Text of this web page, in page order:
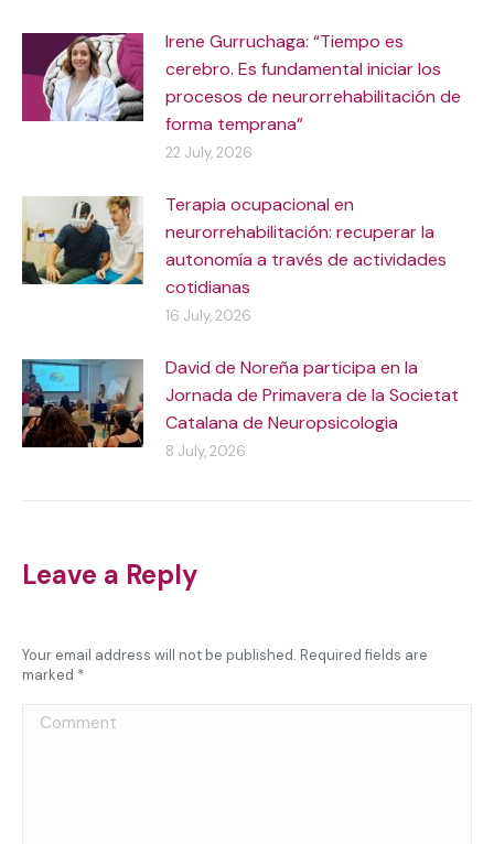
Irene Gurruchaga: “Tiempo es
cerebro. Es fundamental iniciar los
procesos de neurorrehabilitación de
forma temprana”
22 July, 2026
Terapia ocupacional en
neurorrehabilitación: recuperar la
autonomía a través de actividades
cotidianas
16 July, 2026
David de Noreña participa en la
Jornada de Primavera de la Societat
Catalana de Neuropsicologia
8 July, 2026
Leave a Reply
Your email address will not be published. Required fields are
marked *
Comment